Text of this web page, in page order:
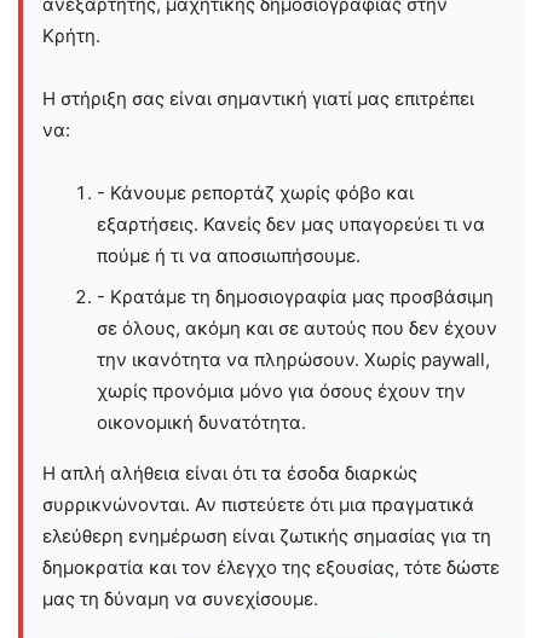
Kρήτη.
Η στήριξη σας είναι σημαντική γιατί μας επιτρέπει
να:
- Κάνουμε ρεπορτάζ χωρίς φόβο και
εξαρτήσεις. Κανείς δεν μας υπαγορεύει τι να
πούμε ή τι να αποσιωπήσουμε.
- Κρατάμε τη δημοσιογραφία μας προσβάσιμη
σε όλους, ακόμη και σε αυτούς που δεν έχουν
την ικανότητα να πληρώσουν. Χωρίς paywall,
χωρίς προνόμια μόνο για όσους έχουν την
οικονομική δυνατότητα.
Η απλή αλήθεια είναι ότι τα έσοδα διαρκώς
συρρικνώνονται. Αν πιστεύετε ότι μια πραγματικά
ελεύθερη ενημέρωση είναι ζωτικής σημασίας για τη
δημοκρατία και τον έλεγχο της εξουσίας, τότε δώστε
μας τη δύναμη να συνεχίσουμε.